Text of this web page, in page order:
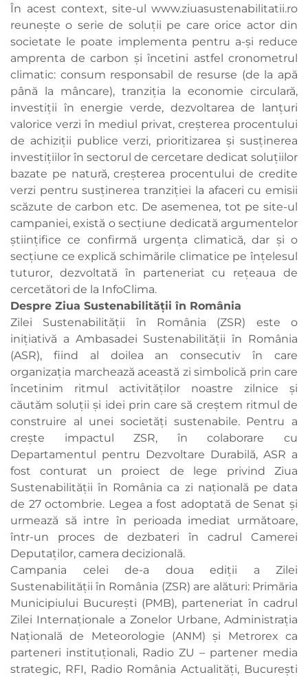
În acest context, site-ul www.ziuasustenabilitatii.ro
reunește o serie de soluții pe care orice actor din
societate le poate implementa pentru a-și reduce
amprenta de carbon și încetini astfel cronometrul
climatic: consum responsabil de resurse (de la apă
până la mâncare), tranziția la economie circulară,
investiții în energie verde, dezvoltarea de lanțuri
valorice verzi în mediul privat, creșterea procentului
de achiziții publice verzi, prioritizarea și susținerea
investițiilor în sectorul de cercetare dedicat soluțiilor
bazate pe natură, creșterea procentului de credite
verzi pentru susținerea tranziției la afaceri cu emisii
scăzute de carbon etc. De asemenea, tot pe site-ul
campaniei, există o secțiune dedicată argumentelor
științifice ce confirmă urgența climatică, dar și o
secțiune ce explică schimările climatice pe înțelesul
tuturor, dezvoltată în parteneriat cu rețeaua de
cercetători de la InfoClima.
Despre Ziua Sustenabilității în România
Zilei Sustenabilității în România (ZSR) este o
inițiativă a Ambasadei Sustenabilității în România
(ASR), fiind al doilea an consecutiv în care
organizația marchează această zi simbolică prin care
încetinim ritmul activităților noastre zilnice și
căutăm soluții și idei prin care să creștem ritmul de
construire al unei societăți sustenabile. Pentru a
crește impactul ZSR, în colaborare cu
Departamentul pentru Dezvoltare Durabilă, ASR a
fost conturat un proiect de lege privind Ziua
Sustenabilității în România ca zi națională pe data
de 27 octombrie. Legea a fost adoptată de Senat și
urmează să intre în perioada imediat următoare,
într-un proces de dezbateri în cadrul Camerei
Deputaților, camera decizională.
Campania celei de-a doua ediții a Zilei
Sustenabilității în România (ZSR) are alături: Primăria
Municipiului București (PMB), parteneriat în cadrul
Zilei Internaționale a Zonelor Urbane, Administrația
Națională de Meteorologie (ANM) și Metrorex ca
parteneri instituționali, Radio ZU – partener media
strategic, RFI, Radio România Actualități, București